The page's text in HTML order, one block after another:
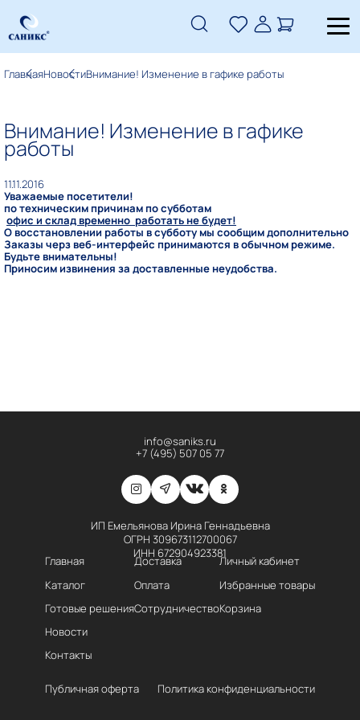
ГлавнаяНовостиВнимание! Изменение в гафике работы
Внимание! Изменение в гафике
работы
11.11.2016
Уважаемые посетители!
по техническим причинам по субботам
офис и склад временно работать не будет!
О восстановлении работы в субботу мы сообщим дополнительно
Заказы черз веб-интерфейс принимаются в обычном режиме.
Будьте внимательны!
Приносим извинения за доставленные неудобства.
info@saniks.ru
+7 (495) 507 05 77
ИП Емельянова Ирина Геннадьевна
ОГРН 309673112700067
ИНН 672904923381
Главная
Каталог
Готовые решения
Новости
Контакты
Доставка
Оплата
Сотрудничество
Личный кабинет
Избранные товары
Корзина
Публичная оферта Политика конфиденциальности